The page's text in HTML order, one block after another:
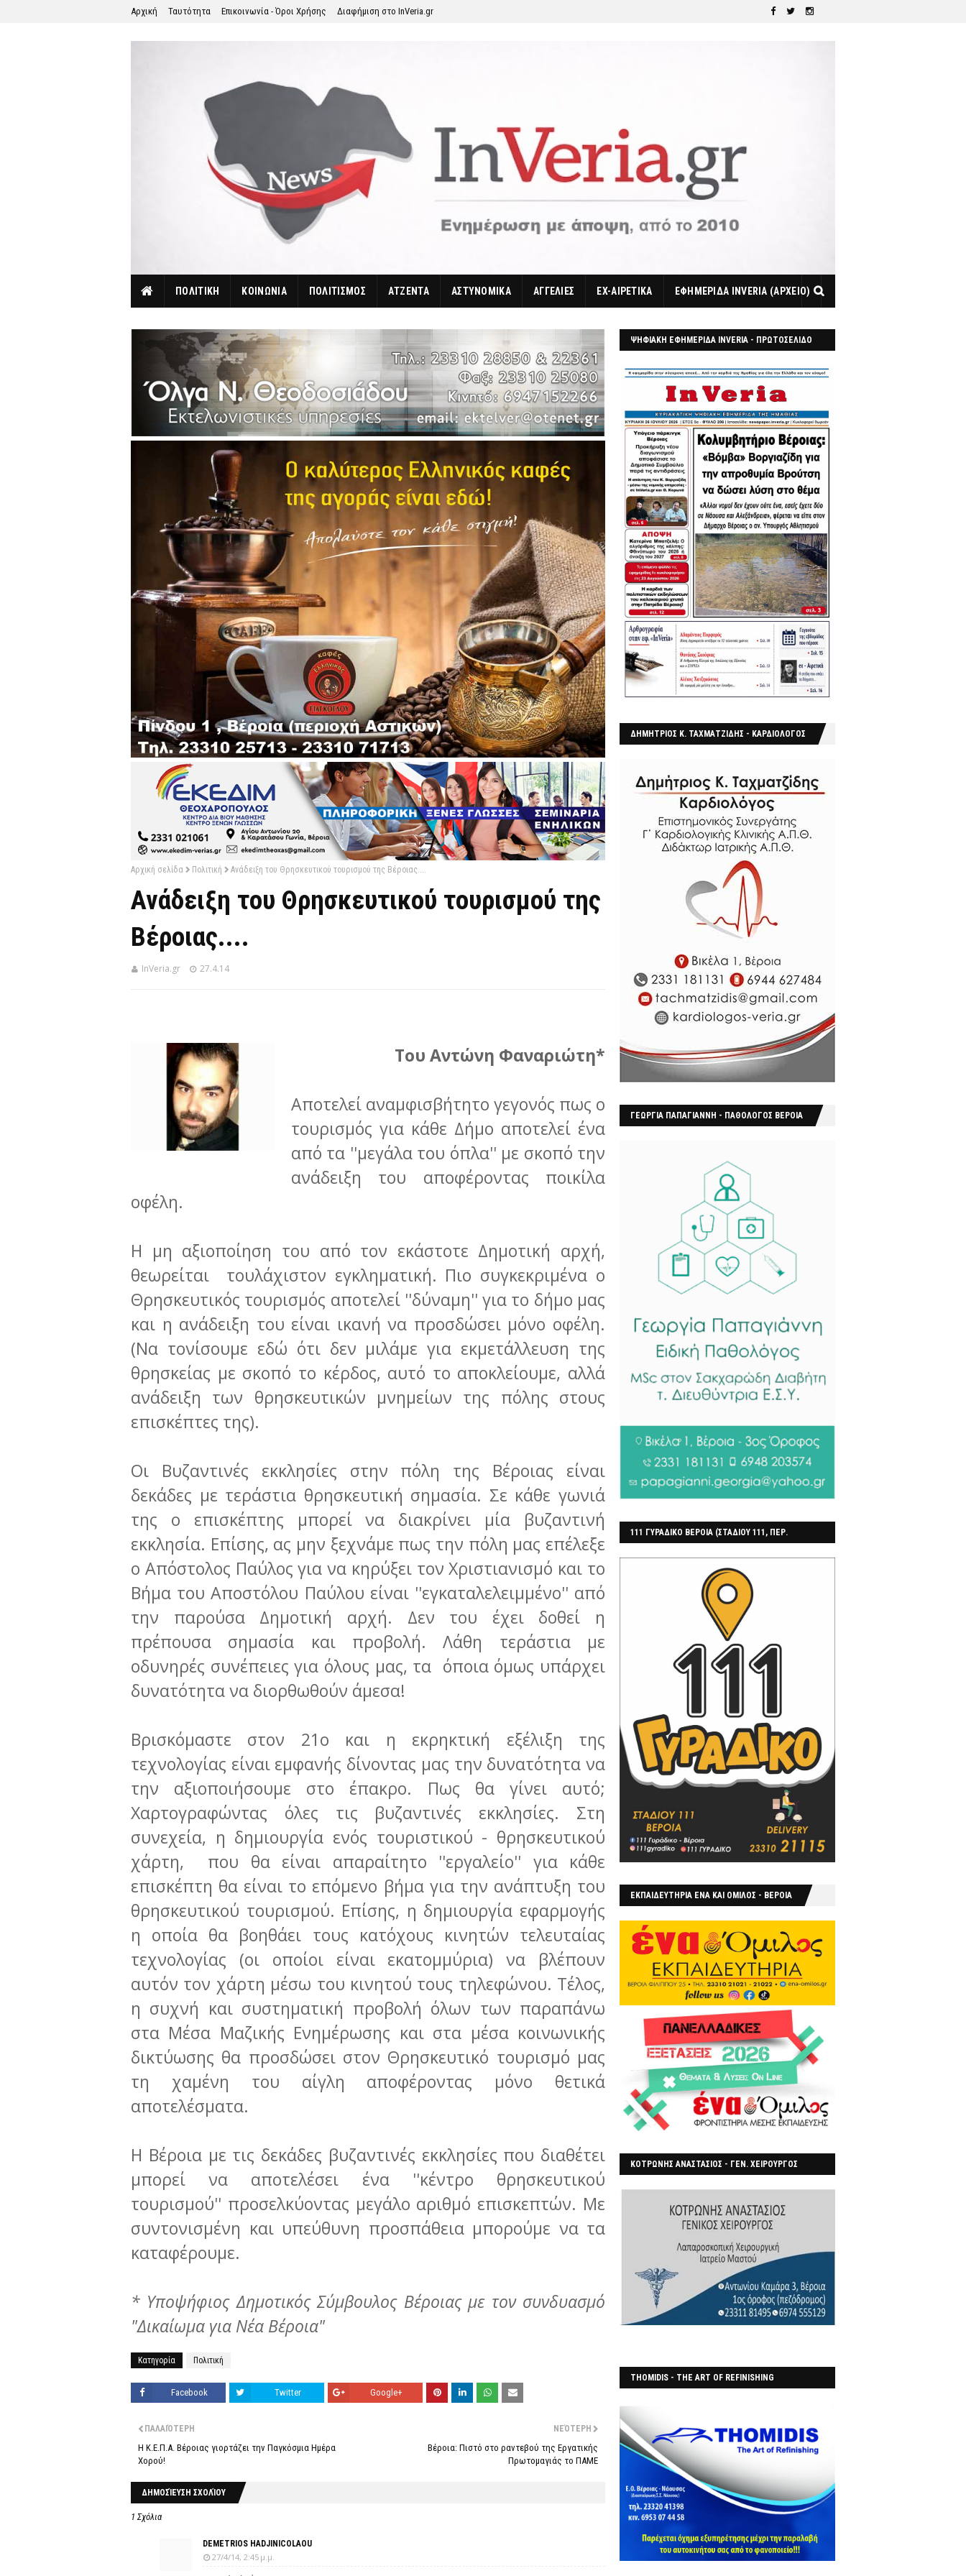
Αρχική Ταυτότητα Επικοινωνία - Όροι Χρήσης Διαφήμιση στο InVeria.gr
ΠΟΛΙΤΙΚΗ ΚΟΙΝΩΝΙΑ ΠΟΛΙΤΙΣΜΟΣ ΑΤΖΕΝΤΑ ΑΣΤΥΝΟΜΙΚΑ ΑΓΓΕΛΙΕΣ EX-ΑΙΡΕΤΙΚΑ ΕΦΗΜΕΡΙΔΑ INVERIA (ΑΡΧΕΙΟ)
Αρχική σελίδα Πολιτική Ανάδειξη του Θρησκευτικού τουρισμού της Βέροιας....
Ανάδειξη του Θρησκευτικού τουρισμού της
Βέροιας....
InVeria.gr 27.4.14
Του Αντώνη Φαναριώτη*
Αποτελεί αναμφισβήτητο γεγονός πως ο
τουρισμός για κάθε Δήμο αποτελεί ένα
από τα ''μεγάλα του όπλα'' με σκοπό την
ανάδειξη του αποφέροντας ποικίλα
οφέλη.
Η μη αξιοποίηση του από τον εκάστοτε Δημοτική αρχή,
θεωρείται τουλάχιστον εγκληματική. Πιο συγκεκριμένα ο
Θρησκευτικός τουρισμός αποτελεί ''δύναμη'' για το δήμο μας
και η ανάδειξη του είναι ικανή να προσδώσει μόνο οφέλη.
(Να τονίσουμε εδώ ότι δεν μιλάμε για εκμετάλλευση της
θρησκείας με σκοπό το κέρδος, αυτό το αποκλείουμε, αλλά
ανάδειξη των θρησκευτικών μνημείων της πόλης στους
επισκέπτες της).
Οι Βυζαντινές εκκλησίες στην πόλη της Βέροιας είναι
δεκάδες με τεράστια θρησκευτική σημασία. Σε κάθε γωνιά
της ο επισκέπτης μπορεί να διακρίνει μία βυζαντινή
εκκλησία. Επίσης, ας μην ξεχνάμε πως την πόλη μας επέλεξε
ο Απόστολος Παύλος για να κηρύξει τον Χριστιανισμό και το
Βήμα του Αποστόλου Παύλου είναι ''εγκαταλελειμμένο'' από
την παρούσα Δημοτική αρχή. Δεν του έχει δοθεί η
πρέπουσα σημασία και προβολή. Λάθη τεράστια με
οδυνηρές συνέπειες για όλους μας, τα όποια όμως υπάρχει
δυνατότητα να διορθωθούν άμεσα!
Βρισκόμαστε στον 21ο και η εκρηκτική εξέλιξη της
τεχνολογίας είναι εμφανής δίνοντας μας την δυνατότητα να
την αξιοποιήσουμε στο έπακρο. Πως θα γίνει αυτό;
Χαρτογραφώντας όλες τις βυζαντινές εκκλησίες. Στη
συνεχεία, η δημιουργία ενός τουριστικού - θρησκευτικού
χάρτη, που θα είναι απαραίτητο ''εργαλείο'' για κάθε
επισκέπτη θα είναι το επόμενο βήμα για την ανάπτυξη του
θρησκευτικού τουρισμού. Επίσης, η δημιουργία εφαρμογής
η οποία θα βοηθάει τους κατόχους κινητών τελευταίας
τεχνολογίας (οι οποίοι είναι εκατομμύρια) να βλέπουν
αυτόν τον χάρτη μέσω του κινητού τους τηλεφώνου. Τέλος,
η συχνή και συστηματική προβολή όλων των παραπάνω
στα Μέσα Μαζικής Ενημέρωσης και στα μέσα κοινωνικής
δικτύωσης θα προσδώσει στον Θρησκευτικό τουρισμό μας
τη χαμένη του αίγλη αποφέροντας μόνο θετικά
αποτελέσματα.
Η Βέροια με τις δεκάδες βυζαντινές εκκλησίες που διαθέτει
μπορεί να αποτελέσει ένα ''κέντρο θρησκευτικού
τουρισμού'' προσελκύοντας μεγάλο αριθμό επισκεπτών. Με
συντονισμένη και υπεύθυνη προσπάθεια μπορούμε να τα
καταφέρουμε.
* Υποψήφιος Δημοτικός Σύμβουλος Βέροιας με τον συνδυασμό
"Δικαίωμα για Νέα Βέροια"
Κατηγορία Πολιτική
Facebook Twitter Google+
ΝΕΌΤΕΡΗ
Βέροια: Πιστό στο ραντεβού της Εργατικής
Πρωτομαγιάς το ΠΑΜΕ
ΠΑΛΑΙΌΤΕΡΗ
Η Κ.Ε.Π.Α. Βέροιας γιορτάζει την Παγκόσμια Ημέρα
Χορού!
ΔΗΜΟΣΊΕΥΣΗ ΣΧΟΛΊΟΥ
1 Σχόλια
DEMETRIOS HADJINICOLAOU
27/4/14, 2:45 μ.μ.
ΨΗΦΙΑΚΗ ΕΦΗΜΕΡΙΔΑ INVERIA - ΠΡΩΤΟΣΕΛΙΔΟ
ΔΗΜΗΤΡΙΟΣ Κ. ΤΑΧΜΑΤΖΙΔΗΣ - ΚΑΡΔΙΟΛΟΓΟΣ
ΓΕΩΡΓΙΑ ΠΑΠΑΓΙΑΝΝΗ - ΠΑΘΟΛΟΓΟΣ ΒΕΡΟΙΑ
111 ΓΥΡΑΔΙΚΟ ΒΕΡΟΙΑ (ΣΤΑΔΙΟΥ 111, ΠΕΡ.
ΕΚΠΑΙΔΕΥΤΗΡΙΑ ΕΝΑ ΚΑΙ ΟΜΙΛΟΣ - ΒΕΡΟΙΑ
ΚΟΤΡΩΝΗΣ ΑΝΑΣΤΑΣΙΟΣ - ΓΕΝ. ΧΕΙΡΟΥΡΓΟΣ
THOMIDIS - THE ART OF REFINISHING